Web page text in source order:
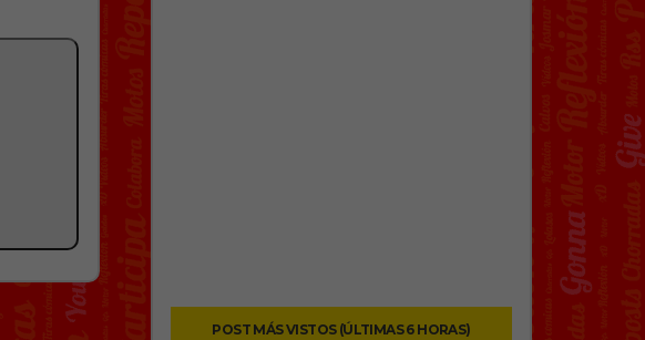
POST MÁS VISTOS (ÚLTIMAS 6 HORAS)